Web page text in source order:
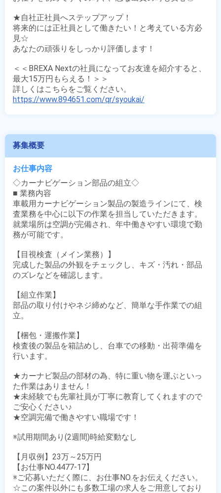
★自社正社員へステップアップ！
将来的には正社員として働きたい！と考えている方必
見☆
あなたの頑張りをしっかり評価します！
＜＜BREXA Nextの社員になってお友達を紹介すると、
最大15万円もらえる！＞＞
https://www.894651.com/qr/syoukai/
募集概要
お仕事内容
◇カーナビゲーション部品の組立◇
■ 業務内容
車載用カーナビゲーション製品の製造ラインにて、検
査業務を中心に以下の作業を担当していただきます。
就業場所は空調が完備され、年中働きやすい環境で勤
務が可能です。
【目視検査（メイン業務）】
完成した製品の外観をチェックし、キズ・汚れ・部品
のズレなどを確認します。
【組立作業】
部品の取り付けやネジ締めなど、簡単な手作業での組
立。
【梱包・運搬作業】
検査後の製品を箱詰めし、台車での移動・出荷準備を
行います。
★カーナビ製品の部材の為、特に重い物を運ぶといっ
た作業はありません！
★未経験でも先輩社員が丁寧に教育してくれますので
ご安心ください♪
★空調完備で働きやすい職場です！
※試用期間あり(2週間)時給変動なし
【月収例】23万～25万円
【お仕事NO.4477-17】
※ご応募いただく際に、お仕事NO.をお伝えください。
☆この案件以外にも多数工場の求人をご用意しており